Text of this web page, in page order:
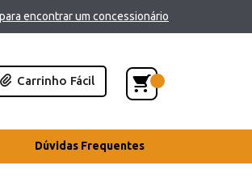
encontrar um concessionário
Carrinho Fácil
Dúvidas Frequentes